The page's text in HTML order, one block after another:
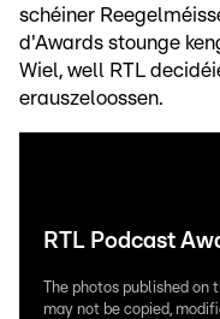
schéiner
d'Awards stounge
Wiel, well RTL
erauszeloossen.
RTL Podcast
The photos published
may not be copied,